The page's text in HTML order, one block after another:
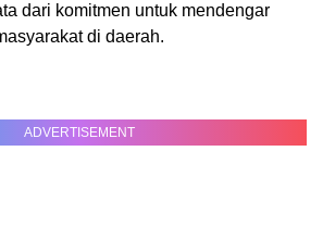
dari komitmen untuk mendengar
di daerah.
ADVERTISEMENT